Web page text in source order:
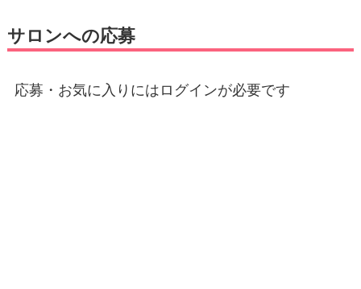
サロンへの応募
応募・お気に入りにはログインが必要です